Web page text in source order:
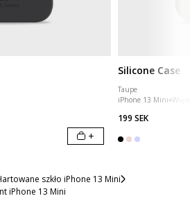
+
Silicone Case
Taupe
iPhone 13 Mini+
199 SEK
szkło iPhone 13 Mini
iPhone 13 Mini